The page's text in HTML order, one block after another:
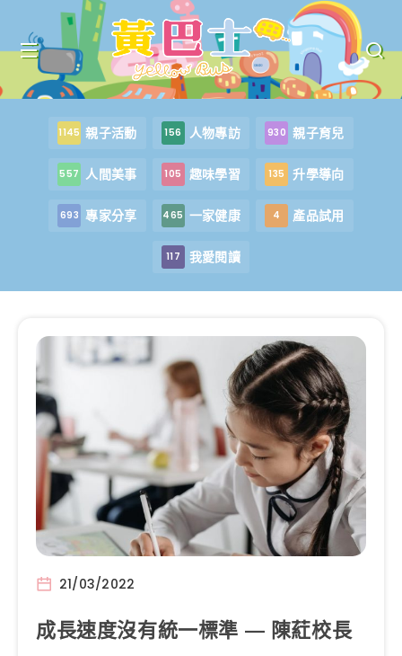
1145 親子活動 156 人物專訪 930 親子育兒
557 人間美事 105 趣味學習 135 升學導向
693 專家分享 465 一家健康 4 產品試用
117 我愛閱讀
21/03/2022
成長速度沒有統一標準 — 陳葒校長